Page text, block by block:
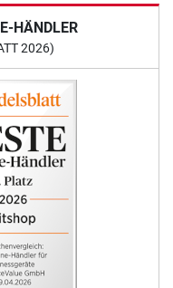
HÄNDLER
2026)